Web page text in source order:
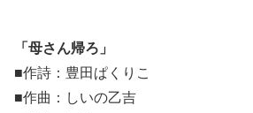
「母さん帰ろ」
■作詩：豊田ぱくりこ
■作曲：しいの乙吉